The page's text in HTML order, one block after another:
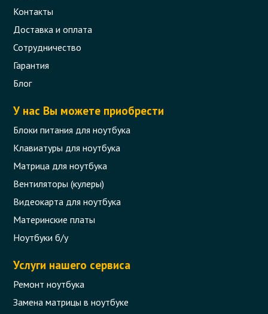
Контакты
Доставка и оплата
Сотрудничество
Гарантия
Блог
У нас Вы можете приобрести
Блоки питания для ноутбука
Клавиатуры для ноутбука
Матрица для ноутбука
Вентиляторы (кулеры)
Видеокарта для ноутбука
Материнские платы
Ноутбуки б/у
Услуги нашего сервиса
Ремонт ноутбука
Замена матрицы в ноутбуке